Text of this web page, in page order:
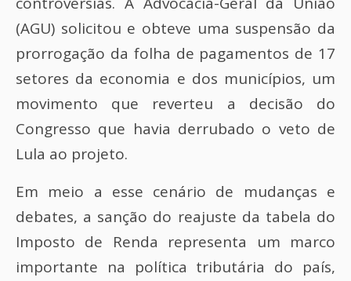
(AGU) solicitou e obteve uma suspensão da
prorrogação da folha de pagamentos de 17
setores da economia e dos municípios, um
movimento que reverteu a decisão do
Congresso que havia derrubado o veto de
Lula ao projeto.
Em meio a esse cenário de mudanças e
debates, a sanção do reajuste da tabela do
Imposto de Renda representa um marco
importante na política tributária do país,